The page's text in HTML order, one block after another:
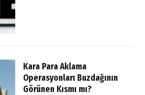
Kara Para Aklama
Operasyonları Buzdağının
Görünen Kısmı mı?